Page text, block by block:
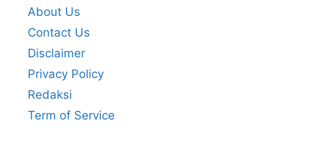
About Us
Contact Us
Disclaimer
Privacy Policy
Redaksi
Term of Service